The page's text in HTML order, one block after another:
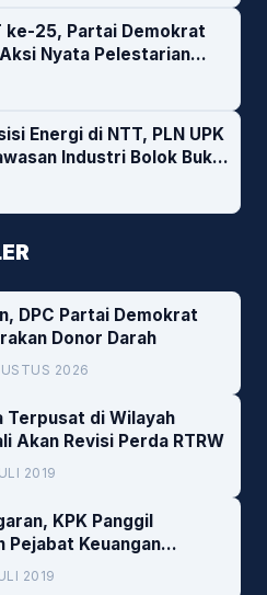
ke-25, Partai Demokrat
Nyata Pelestarian
Energi di NTT, PLN UPK
Industri Bolok Buka
Woodchip untuk
Bolok
DPC Partai Demokrat
Donor Darah
2026
Terpusat di Wilayah
Akan Revisi Perda RTRW
2019
KPK Panggil
Pejabat Keuangan
2019